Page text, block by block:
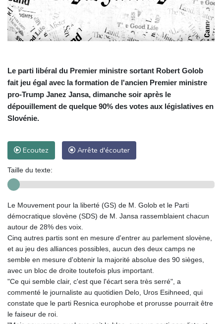
Le parti libéral du Premier ministre sortant Robert Golob
fait jeu égal avec la formation de l'ancien Premier ministre
pro-Trump Janez Jansa, dimanche soir après le
dépouillement de quelque 90% des votes aux législatives en
Slovénie.
Ecoutez Arrête d'écouter
Taille du texte:
Le Mouvement pour la liberté (GS) de M. Golob et le Parti
démocratique slovène (SDS) de M. Jansa rassemblaient chacun
autour de 28% des voix.
Cinq autres partis sont en mesure d'entrer au parlement slovène,
et au jeu des alliances possibles, aucun des deux camps ne
semble en mesure d'obtenir la majorité absolue des 90 sièges,
avec un bloc de droite toutefois plus important.
"Ce qui semble clair, c'est que l'écart sera très serré", a
commenté le journaliste au quotidien Delo, Uros Esihneed, qui
constate que le parti Resnica europhobe et prorusse pourrait être
le faiseur de roi.